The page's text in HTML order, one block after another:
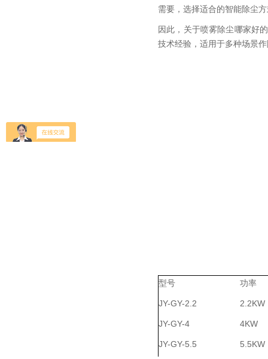
需要，选择适合的智能除尘
因此，关于喷雾除尘哪家好
技术经验，适用于多种场景
型号 功率
JY-GY-2.2 2.2KW
JY-GY-4 4KW
JY-GY-5.5 5.5KW